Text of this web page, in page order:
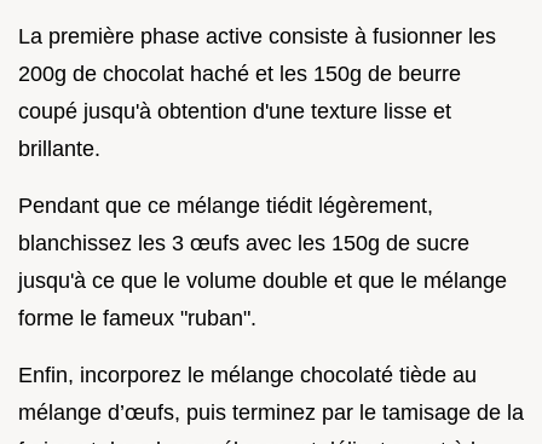
La première phase active consiste à fusionner les
200g de chocolat haché et les 150g de beurre
coupé jusqu'à obtention d'une texture lisse et
brillante.
Pendant que ce mélange tiédit légèrement,
blanchissez les 3 œufs avec les 150g de sucre
jusqu'à ce que le volume double et que le mélange
forme le fameux "ruban".
Enfin, incorporez le mélange chocolaté tiède au
mélange d’œufs, puis terminez par le tamisage de la